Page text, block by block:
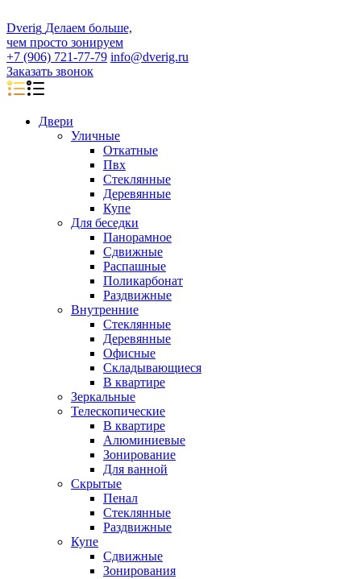
Dverig Делаем больше,
чем просто зонируем
+7 (906) 721-77-79 info@dverig.ru
Заказать звонок
Двери
Уличные
Откатные
Пвх
Стеклянные
Деревянные
Купе
Для беседки
Панорамное
Сдвижные
Распашные
Поликарбонат
Раздвижные
Внутренние
Стеклянные
Деревянные
Офисные
Складывающиеся
В квартире
Зеркальные
Телескопические
В квартире
Алюминиевые
Зонирование
Для ванной
Скрытые
Пенал
Стеклянные
Раздвижные
Купе
Сдвижные
Зонирования